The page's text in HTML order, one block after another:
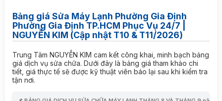
Bảng giá Sửa Máy Lạnh Phường Gia Định
Phường Gia Định TP.HCM Phục Vụ 24/7 |
NGUYỄN KIM (Cập nhật T10 & T11/2026)
Trung Tâm NGUYỄN KIM cam kết công khai, minh bạch bảng
giá dịch vụ sửa chữa. Dưới đây là bảng giá tham khảo chi
tiết, giá thực tế sẽ được kỹ thuật viên báo lại sau khi kiểm tra
tận nơi.